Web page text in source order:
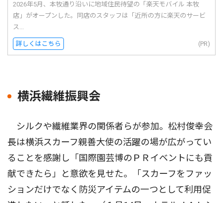
2026年5月、本牧通り沿いに地域住民待望の「楽天モバイル 本牧
店」がオープンした。同店のスタッフは「近所の方に楽天のサービ
ス...
詳しくはこちら (PR)
横浜繊維振興会
シルクや繊維業界の関係者らが参加。松村俊幸会
長は横浜スカーフ親善大使の活躍の場が広がってい
ることを感謝し「国際園芸博のＰＲイベントにも貢
献できたら」と意欲を見せた。「スカーフをファッ
ションだけでなく防災アイテムの一つとして利用促